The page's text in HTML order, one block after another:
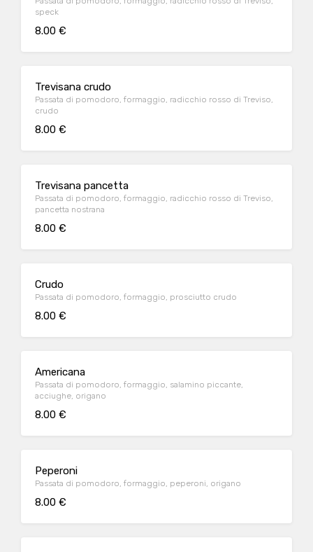
speck
8.00 €
Trevisana crudo
Passata di pomodoro, formaggio, radicchio rosso di Treviso,
crudo
8.00 €
Trevisana pancetta
Passata di pomodoro, formaggio, radicchio rosso di Treviso,
pancetta nostrana
8.00 €
Crudo
Passata di pomodoro, formaggio, prosciutto crudo
8.00 €
Americana
Passata di pomodoro, formaggio, salamino piccante,
acciughe, origano
8.00 €
Peperoni
Passata di pomodoro, formaggio, peperoni, origano
8.00 €